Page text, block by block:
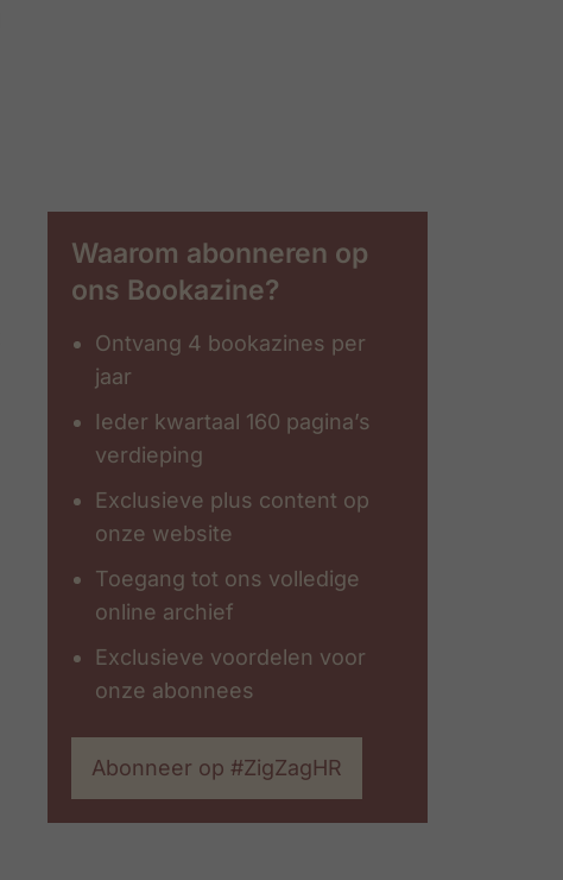
Waarom abonneren op
ons Bookazine?
Ontvang 4 bookazines per
jaar
Ieder kwartaal 160 pagina’s
verdieping
Exclusieve plus content op
onze website
Toegang tot ons volledige
online archief
Exclusieve voordelen voor
onze abonnees
Abonneer op #ZigZagHR